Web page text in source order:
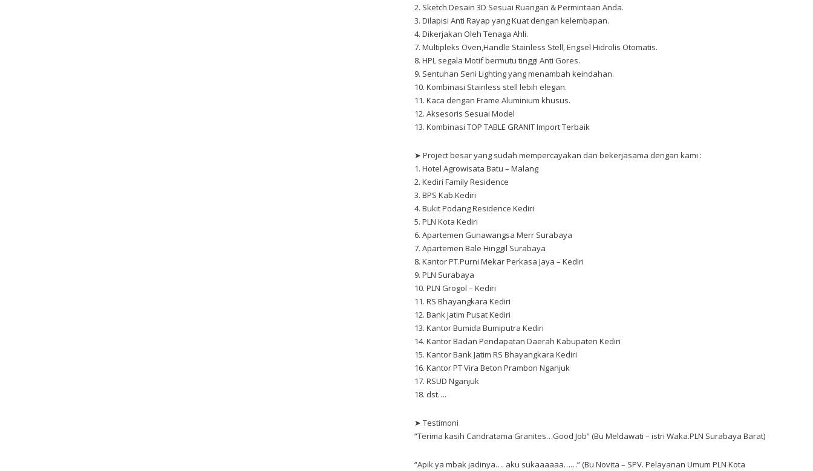
2. Sketch Desain 3D Sesuai Ruangan & Permintaan Anda.
3. Dilapisi Anti Rayap yang Kuat dengan kelembapan.
4. Dikerjakan Oleh Tenaga Ahli.
7. Multipleks Oven,Handle Stainless Stell, Engsel Hidrolis Otomatis.
8. HPL segala Motif bermutu tinggi Anti Gores.
9. Sentuhan Seni Lighting yang menambah keindahan.
10. Kombinasi Stainless stell lebih elegan.
11. Kaca dengan Frame Aluminium khusus.
12. Aksesoris Sesuai Model
13. Kombinasi TOP TABLE GRANIT Import Terbaik
➤ Project besar yang sudah mempercayakan dan bekerjasama dengan kami :
1. Hotel Agrowisata Batu – Malang
2. Kediri Family Residence
3. BPS Kab.Kediri
4. Bukit Podang Residence Kediri
5. PLN Kota Kediri
6. Apartemen Gunawangsa Merr Surabaya
7. Apartemen Bale Hinggil Surabaya
8. Kantor PT.Purni Mekar Perkasa Jaya – Kediri
9. PLN Surabaya
10. PLN Grogol – Kediri
11. RS Bhayangkara Kediri
12. Bank Jatim Pusat Kediri
13. Kantor Bumida Bumiputra Kediri
14. Kantor Badan Pendapatan Daerah Kabupaten Kediri
15. Kantor Bank Jatim RS Bhayangkara Kediri
16. Kantor PT Vira Beton Prambon Nganjuk
17. RSUD Nganjuk
18. dst….
➤ Testimoni
“Terima kasih Candratama Granites…Good Job” (Bu Meldawati – istri Waka.PLN Surabaya Barat)
“Apik ya mbak jadinya…. aku sukaaaaaa……” (Bu Novita – SPV. Pelayanan Umum PLN Kota